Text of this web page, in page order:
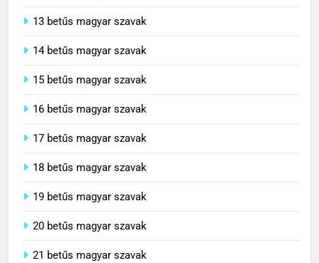
13 betűs magyar szavak
14 betűs magyar szavak
15 betűs magyar szavak
16 betűs magyar szavak
17 betűs magyar szavak
18 betűs magyar szavak
19 betűs magyar szavak
20 betűs magyar szavak
21 betűs magyar szavak